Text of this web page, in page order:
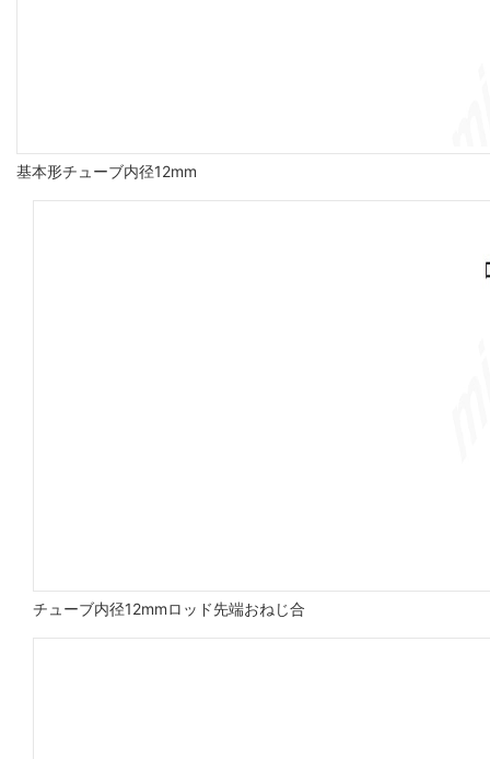
基本形チューブ内径12mm
チューブ内径12mmロッド先端おねじ合